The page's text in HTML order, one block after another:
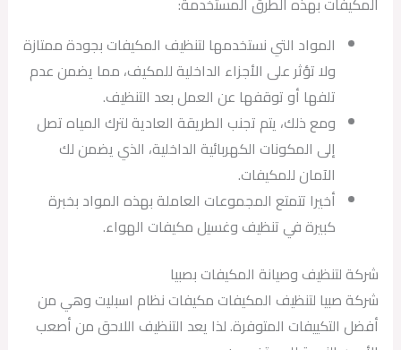
المواد التي نستخدمها لتنظيف المكيفات بجودة ممتازة
ولا تؤثر على الأجزاء الداخلية للمكيف، مما يضمن عدم
تلفها أو توقفها عن العمل بعد التنظيف.
ومع ذلك، يتم تجنب الطريقة العادية لترك المياه تصل
إلى المكونات الكهربائية الداخلية، الذي يضمن لك
الآمان للمكيفات.
أخيرا تتمتع المجموعات العاملة بهذه المواد بخبرة
كبيرة في تنظيف وغسيل مكيفات الهواء.
شركة لتنظيف وصيانة المكيفات بصبيا
شركة صبيا لتنظيف المكيفات مكيفات نظام اسبليت وهي من
أفضل التكييفات المتوفرة. لذا يعد التنظيف اللاحق من أصعب